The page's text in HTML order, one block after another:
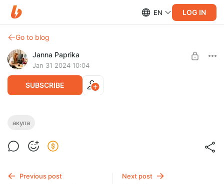
EN LOG IN
Go to blog
Janna Paprika
Jan 31 2024 10:04
SUBSCRIBE
Акула лимон - описание по вязанию
Акула лимон - описание по вязанию крючком. Длинна
акула
Previous post
Next post